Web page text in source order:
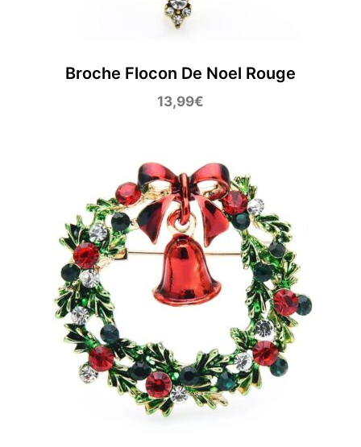
Broche Flocon De Noel Rouge
13,99€